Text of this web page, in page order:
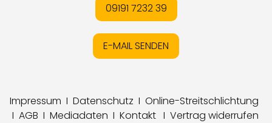
09191 7232 39
E-MAIL SENDEN
Impressum I Datenschutz I Online-Streitschlichtung
I AGB I Mediadaten I Kontakt I Vertrag widerrufen